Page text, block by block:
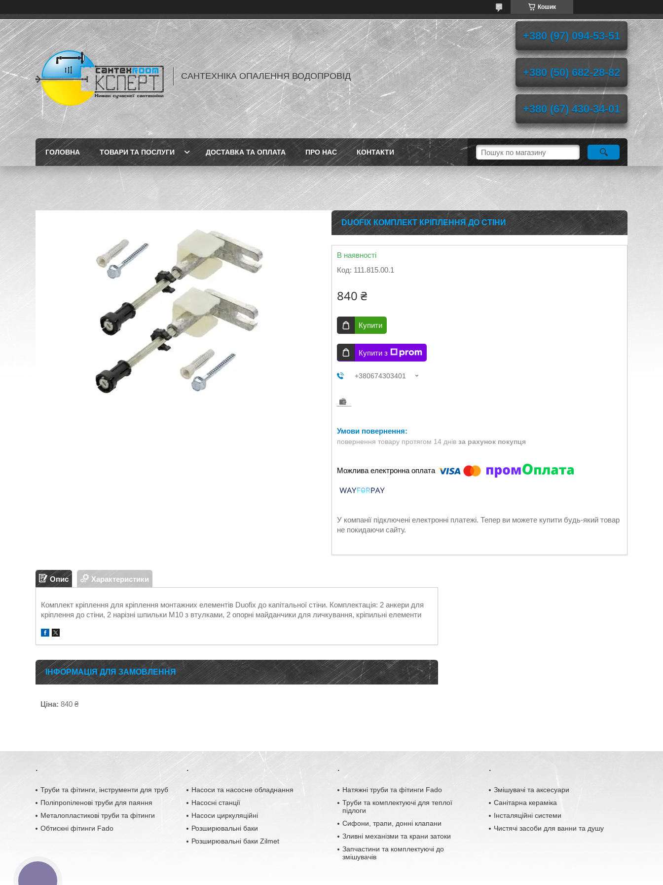
Кошик
САНТЕХНІКА ОПАЛЕННЯ ВОДОПРОВІД
+380 (97) 094-53-51
+380 (50) 682-28-82
+380 (67) 430-34-01
ГОЛОВНА ТОВАРИ ТА ПОСЛУГИ ДОСТАВКА ТА ОПЛАТА ПРО НАС КОНТАКТИ
DUOFIX КОМПЛЕКТ КРІПЛЕННЯ ДО СТІНИ
В наявності
Код: 111.815.00.1
840 ₴
Купити
Купити з
+380674303401
повернення товару протягом 14 днів за рахунок покупця
У компанії підключені електронні платежі. Тепер ви можете купити будь-який товар
не покидаючи сайту.
Опис Характеристики
Комплект кріплення для кріплення монтажних елементів Duofix до капітальної стіни. Комплектація: 2 анкери для
кріплення до стіни, 2 нарізні шпильки М10 з втулками, 2 опорні майданчики для личкування, кріпильні елементи
ІНФОРМАЦІЯ ДЛЯ ЗАМОВЛЕННЯ
Ціна: 840 ₴
.
Труби та фітинги, інструменти для труб
Поліпропіленові труби для паяння
Металопластикові труби та фітинги
Обтискні фітинги Fado
.
Насоси та насосне обладнання
Насосні станції
Насоси циркуляційні
Розширювальні баки
Розширювальні баки Zilmet
.
Натяжні труби та фітинги Fado
Труби та комплектуючі для теплої
підлоги
Сифони, трапи, донні клапани
Зливні механізми та крани затоки
Запчастини та комплектуючі до
змішувачів
.
Змішувачі та аксесуари
Санітарна кераміка
Інсталяційні системи
Чистячі засоби для ванни та душу